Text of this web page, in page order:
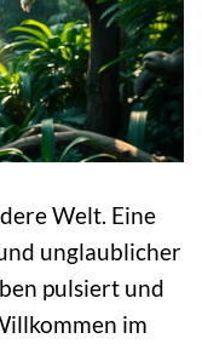
Welt. Eine
unglaublicher
pulsiert und
im